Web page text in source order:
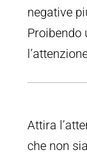
negative
Proibendo
Attira
che non